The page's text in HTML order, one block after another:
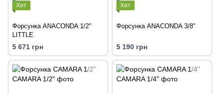
Хит
Форсунка ANACONDA 1/2"
LITTLE
5 671 грн
Хит
Форсунка ANACONDA 3/8"
5 190 грн